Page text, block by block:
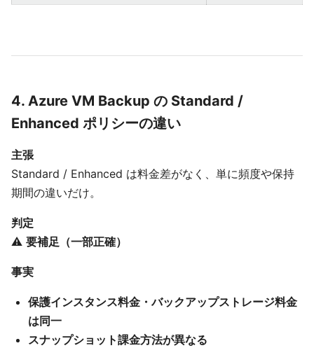
4. Azure VM Backup の Standard /
Enhanced ポリシーの違い
主張
Standard / Enhanced は料金差がなく、単に頻度や保持
期間の違いだけ。
判定
⚠️ 要補足（一部正確）
事実
保護インスタンス料金・バックアップストレージ料金
は同一
スナップショット課金方法が異なる